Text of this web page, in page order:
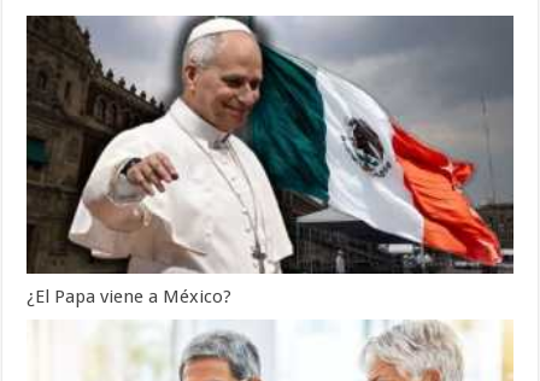
¿El Papa viene a México?